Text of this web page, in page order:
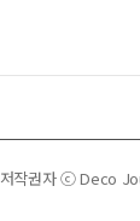
저작권자 ⓒ Deco